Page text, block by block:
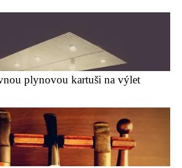
plynovou kartuši na výlet